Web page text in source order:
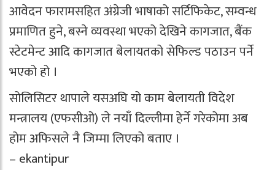
आवेदन फारामसहित अंग्रेजी भाषाको सर्टिफिकेट, सम्वन्ध
प्रमाणित हुने, बस्ने व्यवस्था भएको देखिने कागजात, बैंक
स्टेटमेन्ट आदि कागजात बेलायतको सेफिल्ड पठाउन पर्ने
भएको हो ।
सोलिसिटर थापाले यसअघि यो काम बेलायती विदेश
मन्त्रालय (एफसीओ) ले नयाँ दिल्लीमा हेर्ने गरेकोमा अब
होम अफिसले नै जिम्मा लिएको बताए ।
– ekantipur